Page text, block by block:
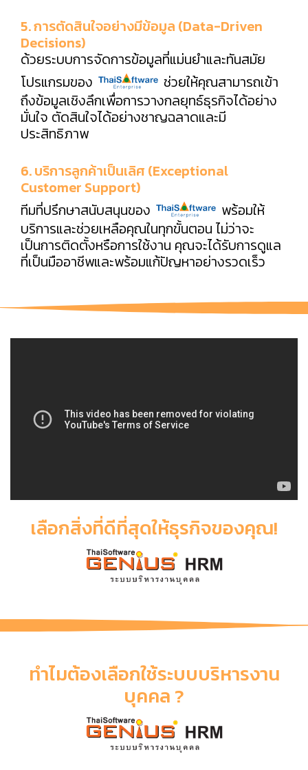
5. การตัดสินใจอย่างมีข้อมูล (Data-Driven
Decisions)
ด้วยระบบการจัดการข้อมูลที่แม่นยำและทันสมัย
โปรแกรมของ
ช่วยให้คุณสามารถเข้า
ถึงข้อมูลเชิงลึกเพื่อการวางกลยุทธ์ธุรกิจได้อย่าง
มั่นใจ ตัดสินใจได้อย่างชาญฉลาดและมี
ประสิทธิภาพ
6. บริการลูกค้าเป็นเลิศ (Exceptional
Customer Support)
ทีมที่ปรึกษาสนับสนุนของ
พร้อมให้
บริการและช่วยเหลือคุณในทุกขั้นตอน ไม่ว่าจะ
เป็นการติดตั้งหรือการใช้งาน คุณจะได้รับการดูแล
ที่เป็นมืออาชีพและพร้อมแก้ปัญหาอย่างรวดเร็ว
เลือกสิ่งที่ดีที่สุดให้ธุรกิจของคุณ!
ทำไมต้องเลือกใช้ระบบบริหารงาน
บุคคล ?